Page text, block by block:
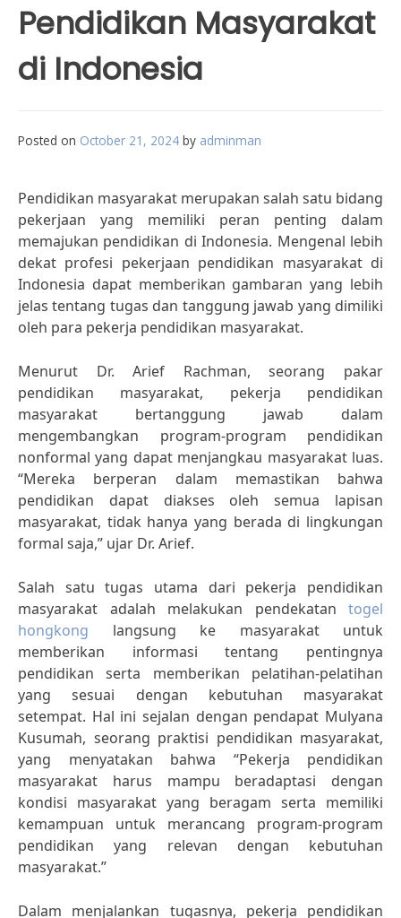
Pendidikan Masyarakat
di Indonesia
Posted on October 21, 2024 by adminman
Pendidikan masyarakat merupakan salah satu bidang
pekerjaan yang memiliki peran penting dalam
memajukan pendidikan di Indonesia. Mengenal lebih
dekat profesi pekerjaan pendidikan masyarakat di
Indonesia dapat memberikan gambaran yang lebih
jelas tentang tugas dan tanggung jawab yang dimiliki
oleh para pekerja pendidikan masyarakat.
Menurut Dr. Arief Rachman, seorang pakar
pendidikan masyarakat, pekerja pendidikan
masyarakat bertanggung jawab dalam
mengembangkan program-program pendidikan
nonformal yang dapat menjangkau masyarakat luas.
“Mereka berperan dalam memastikan bahwa
pendidikan dapat diakses oleh semua lapisan
masyarakat, tidak hanya yang berada di lingkungan
formal saja,” ujar Dr. Arief.
Salah satu tugas utama dari pekerja pendidikan
masyarakat adalah melakukan pendekatan togel
hongkong langsung ke masyarakat untuk
memberikan informasi tentang pentingnya
pendidikan serta memberikan pelatihan-pelatihan
yang sesuai dengan kebutuhan masyarakat
setempat. Hal ini sejalan dengan pendapat Mulyana
Kusumah, seorang praktisi pendidikan masyarakat,
yang menyatakan bahwa “Pekerja pendidikan
masyarakat harus mampu beradaptasi dengan
kondisi masyarakat yang beragam serta memiliki
kemampuan untuk merancang program-program
pendidikan yang relevan dengan kebutuhan
masyarakat.”
Dalam menjalankan tugasnya, pekerja pendidikan